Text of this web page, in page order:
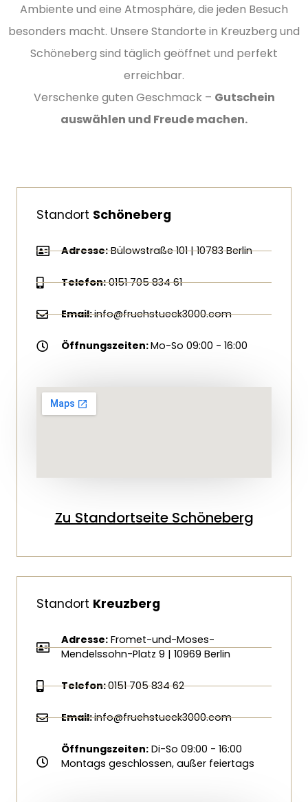
Ambiente und eine Atmosphäre, die jeden Besuch
besonders macht. Unsere Standorte in Kreuzberg und
Schöneberg sind täglich geöffnet und perfekt
erreichbar.
Verschenke guten Geschmack – Gutschein
auswählen und Freude machen.
Standort Schöneberg
Adresse:Bülowstraße 101 | 10783 Berlin
Telefon:0151 705 834 61
Email:info@fruehstueck3000.com
Öffnungszeiten:Mo-So 09:00 - 16:00
Zu Standortseite Schöneberg
Standort Kreuzberg
Adresse: Fromet-und-Moses-
Mendelssohn-Platz 9 | 10969 Berlin
Telefon:0151 705 834 62
Email:info@fruehstueck3000.com
Öffnungszeiten: Di-So 09:00 - 16:00
Montags geschlossen, außer feiertags